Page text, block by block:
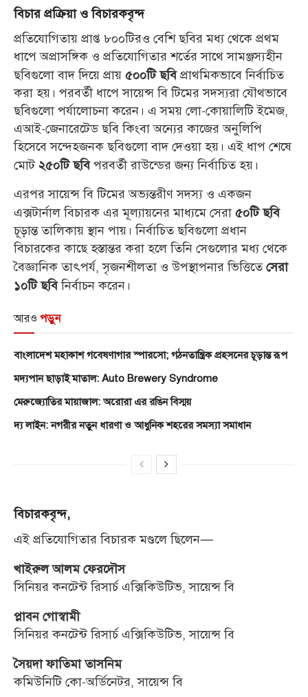
বিচার প্রক্রিয়া ও বিচারকবৃন্দ
প্রতিযোগিতায় প্রাপ্ত ৮০০টিরও বেশি ছবির মধ্য থেকে প্রথম
ধাপে অপ্রাসঙ্গিক ও প্রতিযোগিতার শর্তের সাথে সামঞ্জস্যহীন
ছবিগুলো বাদ দিয়ে প্রায় ৫০০টি ছবিপ্রাথমিকভাবে নির্বাচিত
করা হয়। পরবর্তী ধাপে সায়েন্স বি টিমের সদস্যরা যৌথভাবে
ছবিগুলো পর্যালোচনা করেন। এ সময় লো-কোয়ালিটি ইমেজ,
এআই-জেনারেটেড ছবি কিংবা অন্যের কাজের অনুলিপি
হিসেবে সন্দেহজনক ছবিগুলো বাদ দেওয়া হয়। এই ধাপ শেষে
মোট২৫০টি ছবিপরবর্তী রাউন্ডের জন্য নির্বাচিত হয়।
এরপর সায়েন্স বি টিমের অভ্যন্তরীণ সদস্য ও একজন
এক্সটার্নাল বিচারক এর মূল্যায়নের মাধ্যমে সেরা ৫০টি ছবি
চূড়ান্ত তালিকায় স্থান পায়। নির্বাচিত ছবিগুলো প্রধান
বিচারকের কাছে হস্তান্তর করা হলে তিনি সেগুলোর মধ্য থেকে
বৈজ্ঞানিক তাৎপর্য, সৃজনশীলতা ও উপস্থাপনার ভিত্তিতেসেরা
১০টি ছবিনির্বাচন করেন।
আরও পড়ুন
বাংলাদেশ মহাকাশ গবেষণাগার স্পারসো; গঠনতান্ত্রিক প্রহসনের চূড়ান্ত রূপ
মদ্যপান ছাড়াই মাতাল: Auto Brewery Syndrome
মেরুজ্যোতির মায়াজাল: অরোরা এর রঙিন বিস্ময়
দ্য লাইন: নগরীর নতুন ধারণা ও আধুনিক শহরের সমস্যা সমাধান
বিচারকবৃন্দ,
এই প্রতিযোগিতার বিচারক মণ্ডলে ছিলেন—
খাইরুল আলম ফেরদৌস
সিনিয়র কনটেন্ট রিসার্চ এক্সিকিউটিভ, সায়েন্স বি
প্লাবন গোস্বামী
সিনিয়র কনটেন্ট রিসার্চ এক্সিকিউটিভ, সায়েন্স বি
সৈয়দা ফাতিমা তাসনিম
কমিউনিটি কো-অর্ডিনেটর, সায়েন্স বি